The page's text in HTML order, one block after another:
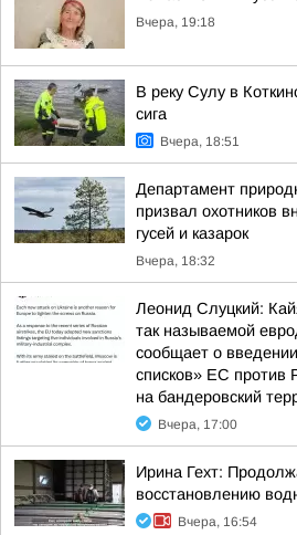
Вчера, 19:18
В реку Сулу в
сига
Вчера, 18:51
Департамент
призвал охотников
гусей и казарок
Вчера, 18:32
Леонид Слуцкий:
так называемой
сообщает о
списков» ЕС против
на бандеровский
Вчера, 17:00
Ирина Гехт:
восстановлению
Вчера, 16:54